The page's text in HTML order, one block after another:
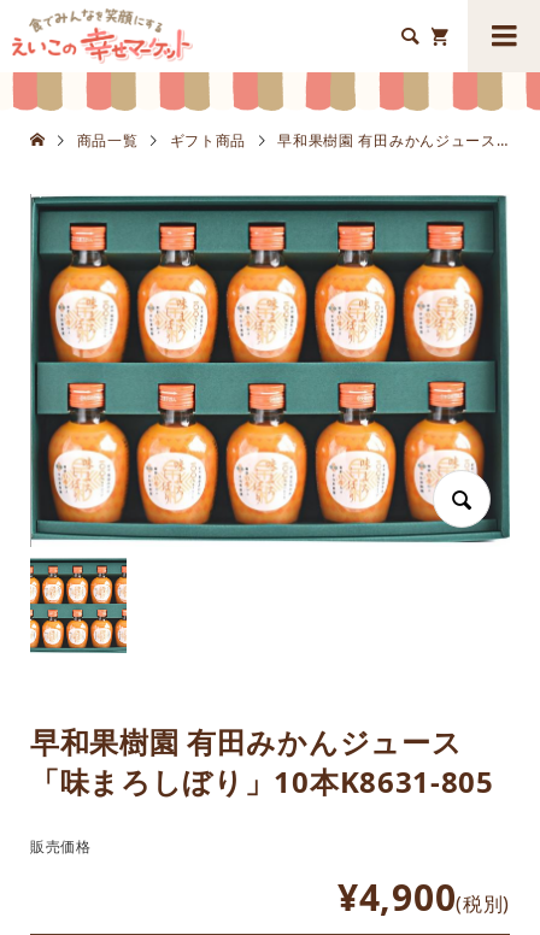


商品一覧 ギフト商品 早和果樹園 有田みかんジュース 「味まろしぼり」10本K8631-805
早和果樹園 有田みかんジュース
「味まろしぼり」10本K8631-805
販売価格
¥4,900(税別)